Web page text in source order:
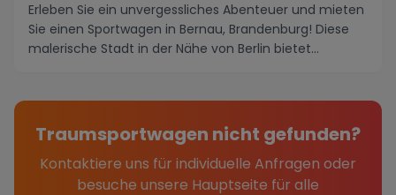
Erleben Sie ein unvergessliches Abenteuer und mieten
Sie einen Sportwagen in Bernau, Brandenburg! Diese
malerische Stadt in der Nähe von Berlin bietet...
Traumsportwagen nicht gefunden?
Kontaktiere uns für individuelle Anfragen oder
besuche unsere Hauptseite für alle